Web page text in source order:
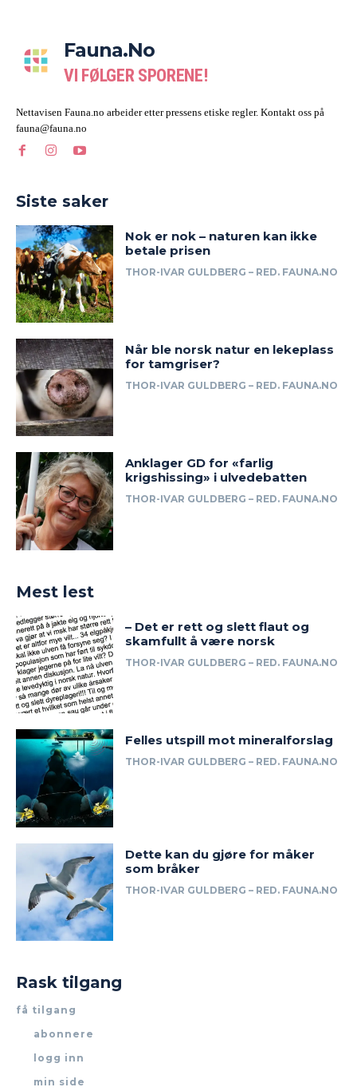
Fauna.no
VI FØLGER SPORENE!
Nettavisen Fauna.no arbeider etter pressens etiske regler. Kontakt oss på
fauna@fauna.no
Siste saker
Nok er nok – naturen kan ikke
betale prisen
THOR-IVAR GULDBERG – RED. FAUNA.NO
Når ble norsk natur en lekeplass
for tamgriser?
THOR-IVAR GULDBERG – RED. FAUNA.NO
Anklager GD for «farlig
krigshissing» i ulvedebatten
THOR-IVAR GULDBERG – RED. FAUNA.NO
Mest lest
– Det er rett og slett flaut og
skamfullt å være norsk
THOR-IVAR GULDBERG – RED. FAUNA.NO
Felles utspill mot mineralforslag
THOR-IVAR GULDBERG – RED. FAUNA.NO
Dette kan du gjøre for måker
som bråker
THOR-IVAR GULDBERG – RED. FAUNA.NO
Rask tilgang
få tilgang
abonnere
logg inn
min side